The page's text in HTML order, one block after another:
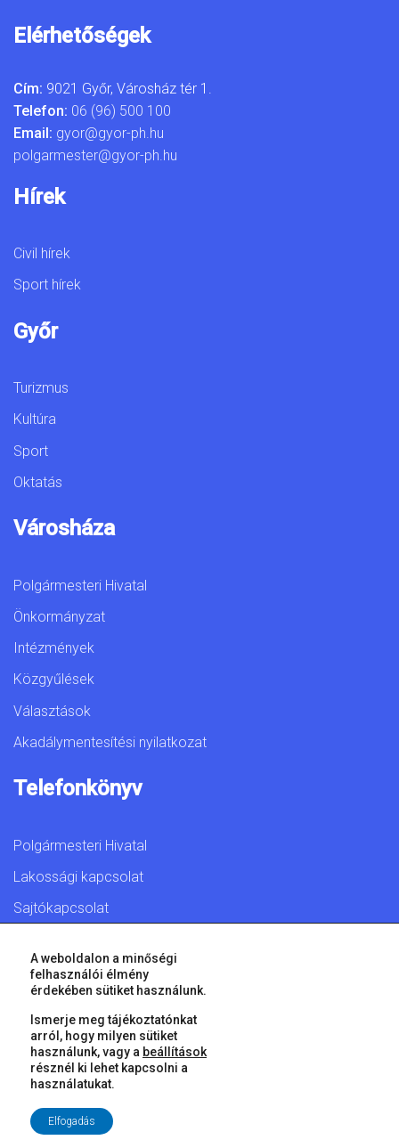
Elérhetőségek
Cím: 9021 Győr, Városház tér 1.
Telefon: 06 (96) 500 100
Email: gyor@gyor-ph.hu
polgarmester@gyor-ph.hu
Hírek
Civil hírek
Sport hírek
Győr
Turizmus
Kultúra
Sport
Oktatás
Városháza
Polgármesteri Hivatal
Önkormányzat
Intézmények
Közgyűlések
Választások
Akadálymentesítési nyilatkozat
Telefonkönyv
Polgármesteri Hivatal
Lakossági kapcsolat
Sajtókapcsolat
© 2026 Győr Megyei Jogú Város • Minden jog fenntartva!
A weboldalon a minőségi
felhasználói élmény
érdekében sütiket használunk.
Ismerje meg tájékoztatónkat
arról, hogy milyen sütiket
használunk, vagy a beállítások
résznél ki lehet kapcsolni a
használatukat.
Elfogadás